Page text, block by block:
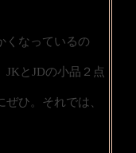
くなっているの
JKとJDの小品２点
ひ。それでは、